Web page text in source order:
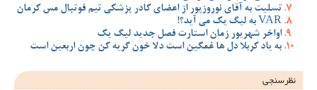
تسلیت به آقای نوروزپور از اعضای کادر پزشکی تیم فوتبال مس کرمان
VAR به لیگ یک می آید؟!
اواخر شهریور زمان استارت فصل جدید لیگ یک
به یاد کربلا دل ها غمگین است دلا خون گریه کن چون اربعین است
نظرسنجی